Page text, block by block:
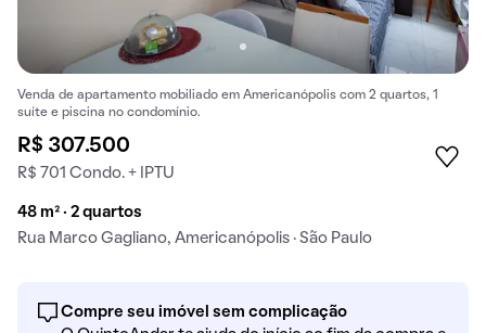
Venda de apartamento mobiliado em Americanópolis com 2 quartos, 1
suíte e piscina no condomínio.
R$ 307.500
R$ 701 Condo. + IPTU
48 m² · 2 quartos
Rua Marco Gagliano, Americanópolis · São Paulo
Compre seu imóvel sem complicação